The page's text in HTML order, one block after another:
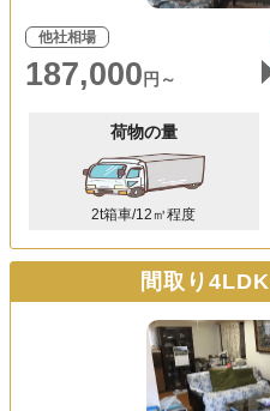
他社相場
187,000 円～
荷物の量
2t箱車/12㎥程度
間取り